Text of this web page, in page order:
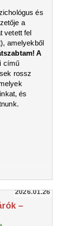
és
a
vetett fel
amelyekből
A
című
rossz
és
2026.01.26
–